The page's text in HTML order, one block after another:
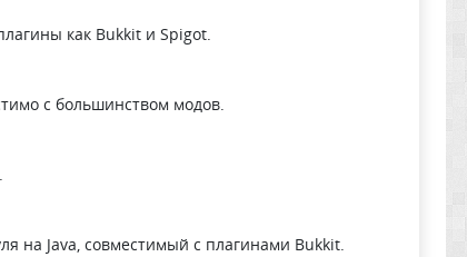
как Bukkit и Spigot.
с большинством модов.
на Java, совместимый с плагинами Bukkit.